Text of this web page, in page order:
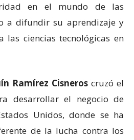
en el mundo de las
a difundir su aprendizaje y
las ciencias tecnológicas en
Ramírez Cisneros cruzó el
desarrollar el negocio de
Unidos, donde se ha
de la lucha contra los